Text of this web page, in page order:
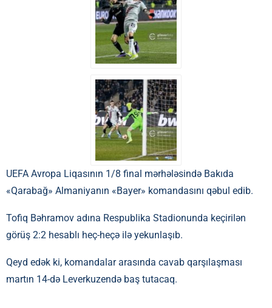
UEFA Avropa Liqasının 1/8 final mərhələsində Bakıda
«Qarabağ» Almaniyanın «Bayer» komandasını qəbul edib.
Tofiq Bəhramov adına Respublika Stadionunda keçirilən
görüş 2:2 hesablı heç-heçə ilə yekunlaşıb.
Qeyd edək ki, komandalar arasında cavab qarşılaşması
martın 14-də Leverkuzendə baş tutacaq.